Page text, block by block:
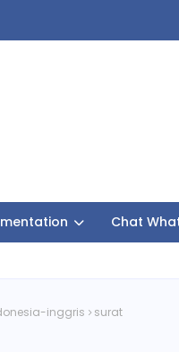
Chat
inggris surat